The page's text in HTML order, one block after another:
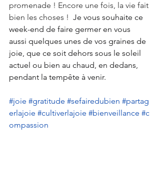
promenade ! Encore une fois, la vie fait
bien les choses ! Je vous souhaite ce
week-end de faire germer en vous
aussi quelques unes de vos graines de
joie, que ce soit dehors sous le soleil
actuel ou bien au chaud, en dedans,
pendant la tempête à venir.
#joie #gratitude #sefairedubien #partag
erlajoie #cultiverlajoie #bienveillance #c
ompassion